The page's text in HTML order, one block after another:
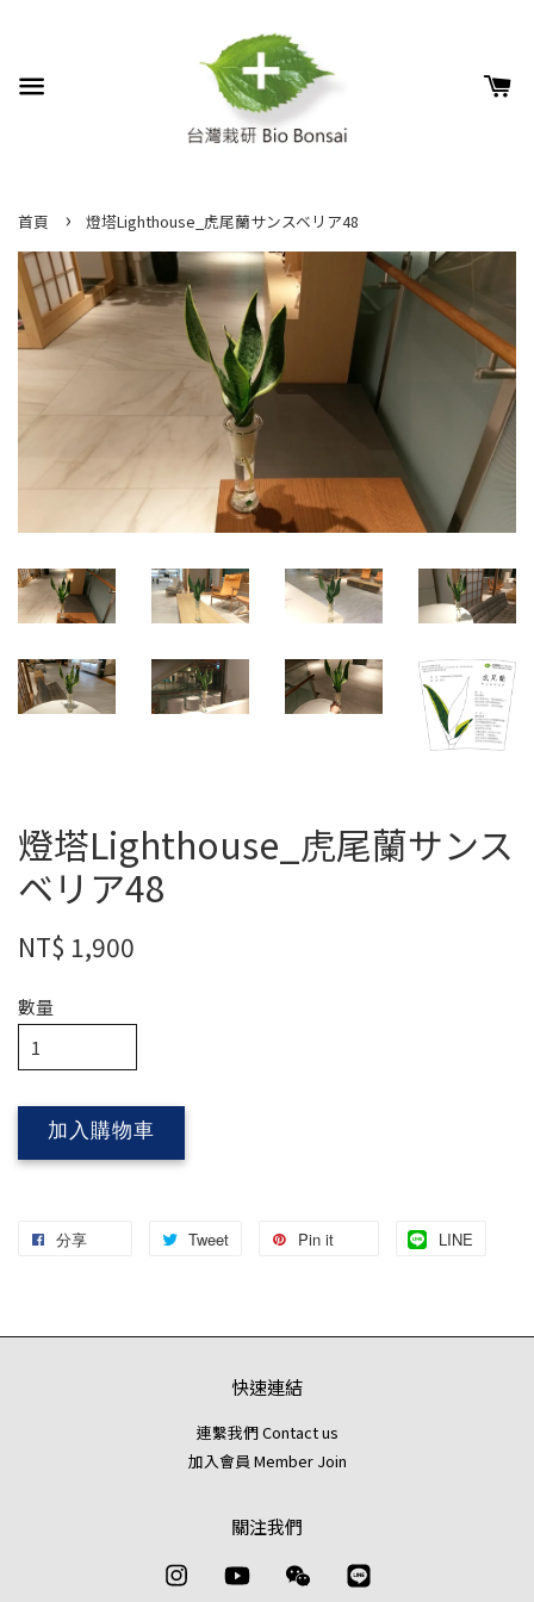
首頁 › 燈塔Lighthouse_虎尾蘭サンスベリア48
燈塔Lighthouse_虎尾蘭サンス
ベリア48
NT$ 1,900
數量
加入購物車
分享 Tweet Pin it LINE
快速連結
連繫我們 Contact us
加入會員 Member Join
關注我們
Instagram YouTube Wechat